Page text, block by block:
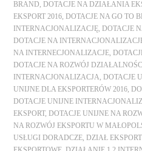
BRAND ,DOTACJE NA DZIAŁANIA
EKSPORT 2016 ,DOTACJE NA GO TO
INTERNACJONALIZACJĘ ,DOTACJE
DOTACJE NA
NA INTERNECJONALIZACJE ,
DOTACJE NA ROZWÓJ
INTERNACJONALIZACJA ,DOTACJE
UNIJNE DLA EKSPORTERÓW 2016 ,
DOTACJE UNIJNE
EKSPORT,DOTACJE UNIJNE NA
NA ROZWÓJ EKSPORTU W
USŁUGI DORADCZE ,DZIAŁ